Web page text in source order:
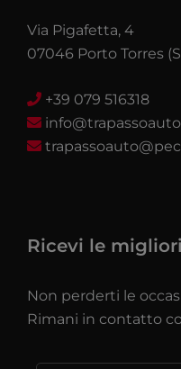
Via Pigafetta, 4
07046 Porto Torres
+39 079 516318
Ricevi le
Non perderti le
Rimani in contatto